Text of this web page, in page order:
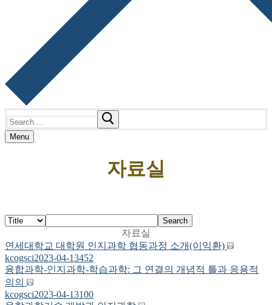
for:
Menu
자료실
Search
자료실
연세대학교 대학원 인지과학 협동과정 소개(이익환)
kcogsci2023-04-13452
융합과학-인지과학-학습과학: 그 연결의 개념적 틀과 응용적
의의
kcogsci2023-04-13100